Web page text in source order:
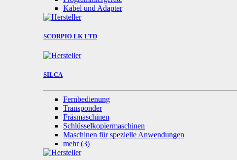
Kabel und Adapter
SCORPIO LK LTD
SILCA
Fernbedienung
Transponder
Fräsmaschinen
Schlüsselkopiermaschinen
Maschinen für spezielle Anwendungen
mehr(3)